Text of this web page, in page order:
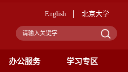
English 北京大学
办公服务 学习专区